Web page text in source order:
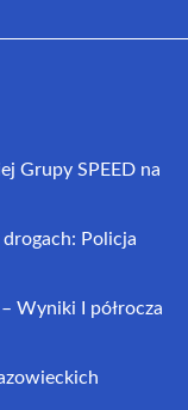
Grupy SPEED na
Policja
Wyniki I półrocza